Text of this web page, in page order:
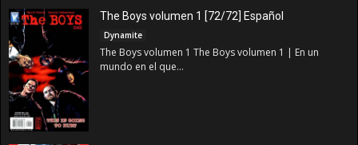
The Boys volumen 1 [72/72] Español
Dynamite
The Boys volumen 1 The Boys volumen 1 | En un
mundo en el que...